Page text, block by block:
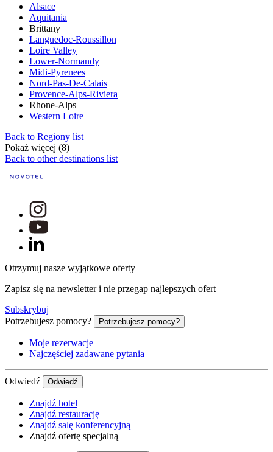
Alsace
Aquitania
Brittany
Languedoc-Roussillon
Loire Valley
Lower-Normandy
Midi-Pyrenees
Nord-Pas-De-Calais
Provence-Alps-Riviera
Rhone-Alps
Western Loire
Back to Regiony list
Pokaż więcej (8)
Back to other destinations list
Otrzymuj nasze wyjątkowe oferty
Zapisz się na newsletter i nie przegap najlepszych ofert
Subskrybuj
Potrzebujesz pomocy?
Potrzebujesz pomocy?
Moje rezerwacje
Najczęściej zadawane pytania
Odwiedź Odwiedź
Znajdź hotel
Znajdź restaurację
Znajdź salę konferencyjną
Znajdź ofertę specjalną